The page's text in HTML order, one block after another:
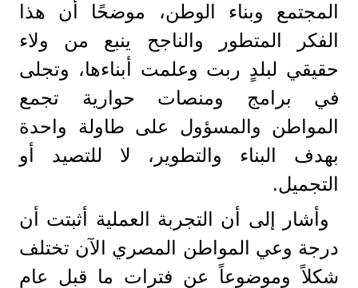
المجتمع وبناء الوطن، موضحًا أن هذا
الفكر المتطور والناجح ينبع من ولاء
حقيقي لبلدٍ ربت وعلمت أبناءها، وتجلى
في برامج ومنصات حوارية تجمع
المواطن والمسؤول على طاولة واحدة
بهدف البناء والتطوير، لا للتصيد أو
التجميل.
وأشار إلى أن التجربة العملية أثبتت أن
درجة وعي المواطن المصري الآن تختلف
شكلاً وموضوعاً عن فترات ما قبل عام